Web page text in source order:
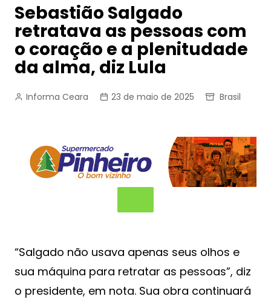
Sebastião Salgado
retratava as pessoas com
o coração e a plenitudade
da alma, diz Lula
Informa Ceara 23 de maio de 2025 Brasil
“Salgado não usava apenas seus olhos e
sua máquina para retratar as pessoas”, diz
o presidente, em nota. Sua obra continuará